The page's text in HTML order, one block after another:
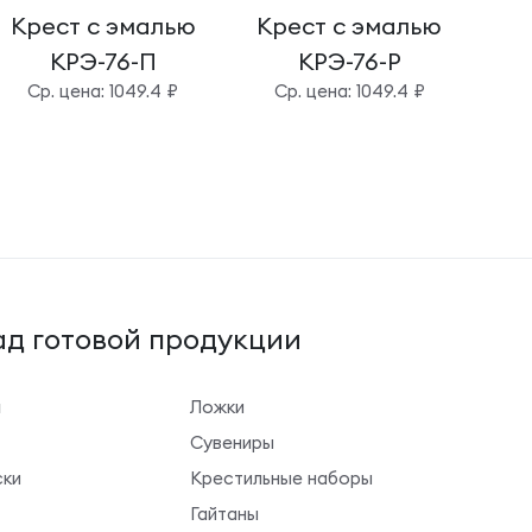
Крест с эмалью
КРЭ-76-П
Cр. цена: 1049.4 ₽
Крест с эмалью
КРЭ-76-Р
Cр. цена: 1049.4 ₽
готовой продукции
Ложки
Сувениры
Крестильные наборы
Гайтаны